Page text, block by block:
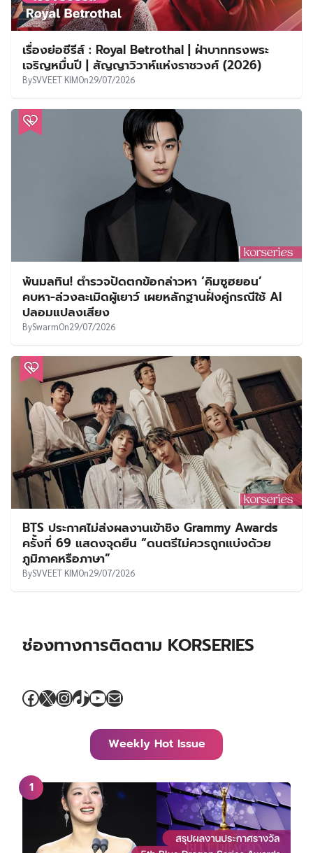
เรื่องย่อซีรีส์ : Royal Betrothal | ฝ่าบาททรงพระ
เจริญหมื่นปี | สัญญาวิวาห์แห่งราชวงศ์ (2026)
BySVVEET KIMOn29/07/2026
พ้นมลทิน! ตำรวจปัดตกข้อกล่าวหา ‘คิมซูฮยอน’
คบหา-ล่วงละเมิดผู้เยาว์ เผยหลักฐานฝั่งคู่กรณีใช้ AI
ปลอมแปลงเสียง
BySwarmOn29/07/2026
BTS ประกาศไม่ส่งผลงานเข้าชิง Grammy Awards
ครั้งที่ 69 แสดงจุดยืน “ดนตรีไม่ควรถูกแบ่งด้วย
ภูมิภาคหรือภาษา”
BySVVEET KIMOn29/07/2026
ช่องทางการติดตาม KORSERIES
Facebook
X Instagram
TikTok
YouTube
Mail
Weekly Hot Issue